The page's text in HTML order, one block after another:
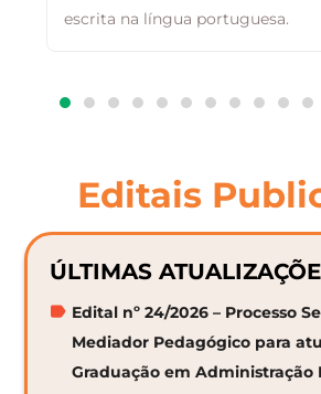
escrita na língua portuguesa.
Editais
ÚLTIMAS
Edital nº 24/2026 – Processo
Mediador Pedagógico para
Graduação em Administração